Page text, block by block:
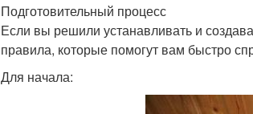
Подготовительный процесс
Если вы решили устанавливать и
правила, которые помогут вам быстро
Для начала: